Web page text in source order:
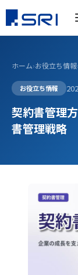
ホーム›お役立ち情報›
お役立ち情報
契約書管理
書管理戦略